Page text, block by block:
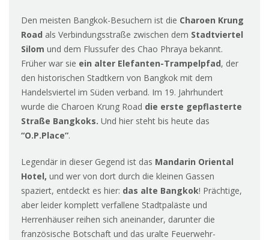
Den meisten Bangkok-Besuchern ist die Charoen Krung
Road als Verbindungsstraße zwischen dem Stadtviertel
Silom und dem Flussufer des Chao Phraya bekannt.
Früher war sie ein alter Elefanten-Trampelpfad, der
den historischen Stadtkern von Bangkok mit dem
Handelsviertel im Süden verband. Im 19. Jahrhundert
wurde die Charoen Krung Road die erste gepflasterte
Straße Bangkoks. Und hier steht bis heute das
“O.P.Place”.
Legendär in dieser Gegend ist das Mandarin Oriental
Hotel, und wer von dort durch die kleinen Gassen
spaziert, entdeckt es hier: das alte Bangkok! Prächtige,
aber leider komplett verfallene Stadtpaläste und
Herrenhäuser reihen sich aneinander, darunter die
französische Botschaft und das uralte Feuerwehr-